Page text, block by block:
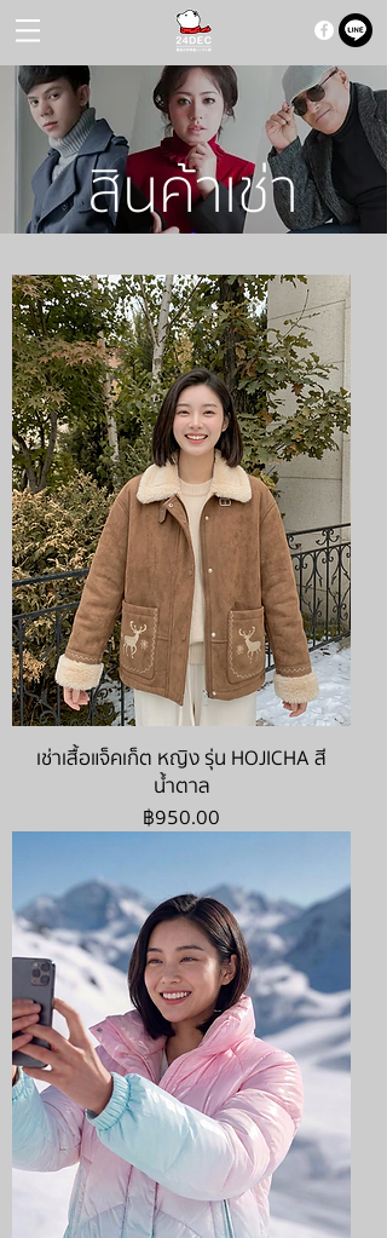
สินค้าเช่า
เช่าเสื้อแจ็คเก็ต หญิง รุ่น HOJICHA สี
น้ำตาล
ราคา
฿950.00